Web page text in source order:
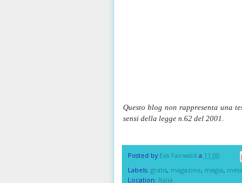
Questo blog non rappresenta una
sensi della legge n.62 del 2001.
Posted by Eva Fairwald a 11:00
Labels: gratis, magazine, magia,
Location: Italia